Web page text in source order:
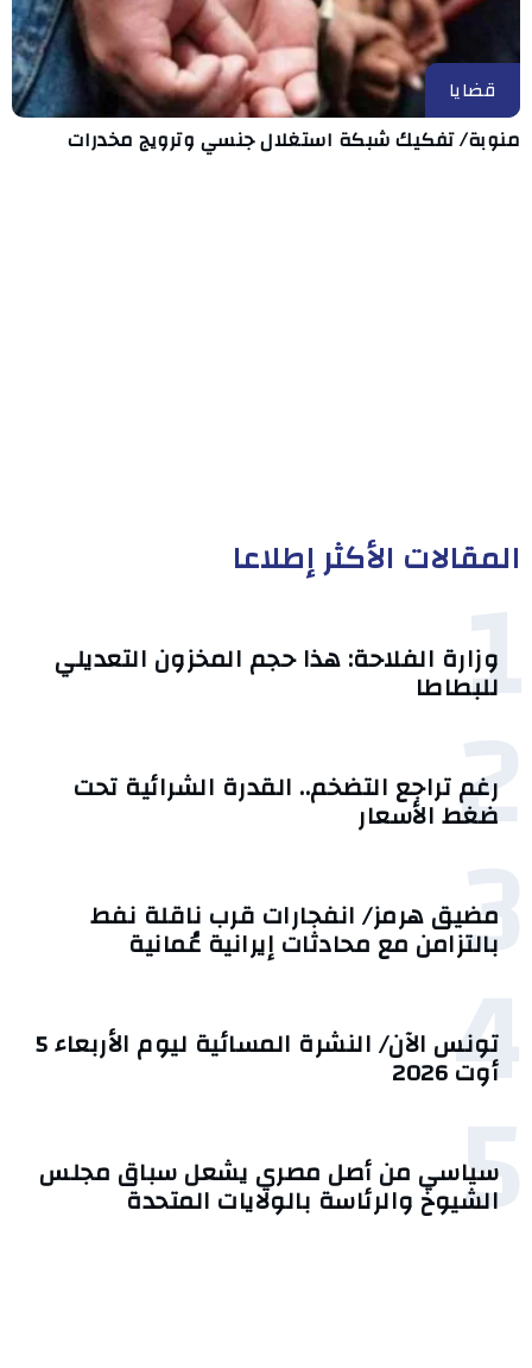
قضايا
منوبة/ تفكيك شبكة استغلال جنسي وترويج مخدرات
المقالات الأكثر إطلاعا
1
وزارة الفلاحة: هذا حجم المخزون التعديلي
للبطاطا
2
رغم تراجع التضخم.. القدرة الشرائية تحت
ضغط الأسعار
3
مضيق هرمز/ انفجارات قرب ناقلة نفط
بالتزامن مع محادثات إيرانية عُمانية
4 تونس الآن/ النشرة المسائية ليوم الأربعاء 5
أوت 2026
5
سياسي من أصل مصري يشعل سباق مجلس
الشيوخ والرئاسة بالولايات المتحدة